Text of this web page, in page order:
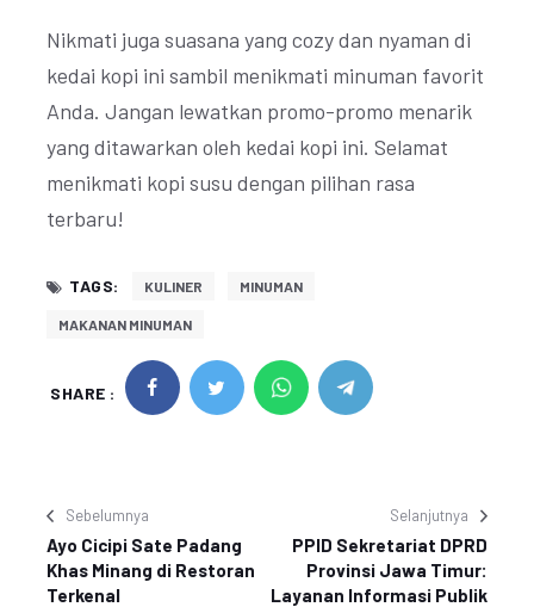
Nikmati juga suasana yang cozy dan nyaman di
kedai kopi ini sambil menikmati minuman favorit
Anda. Jangan lewatkan promo-promo menarik
yang ditawarkan oleh kedai kopi ini. Selamat
menikmati kopi susu dengan pilihan rasa
terbaru!
TAGS: KULINER MINUMAN
MAKANAN MINUMAN
SHARE :
Sebelumnya
Ayo Cicipi Sate Padang
Khas Minang di Restoran
Terkenal
Selanjutnya
PPID Sekretariat DPRD
Provinsi Jawa Timur:
Layanan Informasi Publik